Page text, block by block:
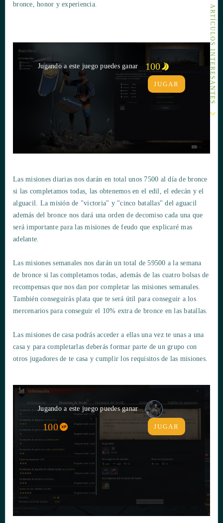
ARTÍCULOS INTERESANTES
bronce, honor y experiencia.
Jugando a este juego puedes ganar 100
JUGAR
Las misiones diarias nos darán en total unos 7500 al día de bronce
si las completamos todas, las obtenemos en el edil, el edecán y el
alguacil. La misión de "victoria" y "cinco batallas" del aguacil
además del bronce nos dará una orden de decomiso cada una que
será importante para las misiones de feudo que explicaré mas
adelante.
Las misiones semanales nos darán un total de 59500 a la semana
de bronce si las completamos todas, además de las cuatro bolsas de
recompensas que nos dan por completar las misiones semanales.
También conseguirás plata que te será útil para conseguir a los
mercenarios para conseguir el 10% extra de bronce en las batallas.
Las misiones de casa podrás acceder a ellas una vez te unas a una
casa y para completarlas deberás formar parte de un grupo con
otros jugadores de te casa y cumplir los requisitos de las misiones.
Jugando a este juego puedes ganar
100 JUGAR